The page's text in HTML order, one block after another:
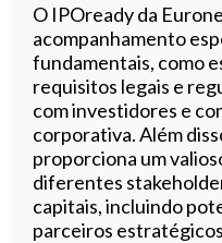
O IPOready da
acompanhamento
fundamentais, como
requisitos legais e
com investidores e
corporativa. Além
proporciona um
diferentes
capitais, incluindo
parceiros